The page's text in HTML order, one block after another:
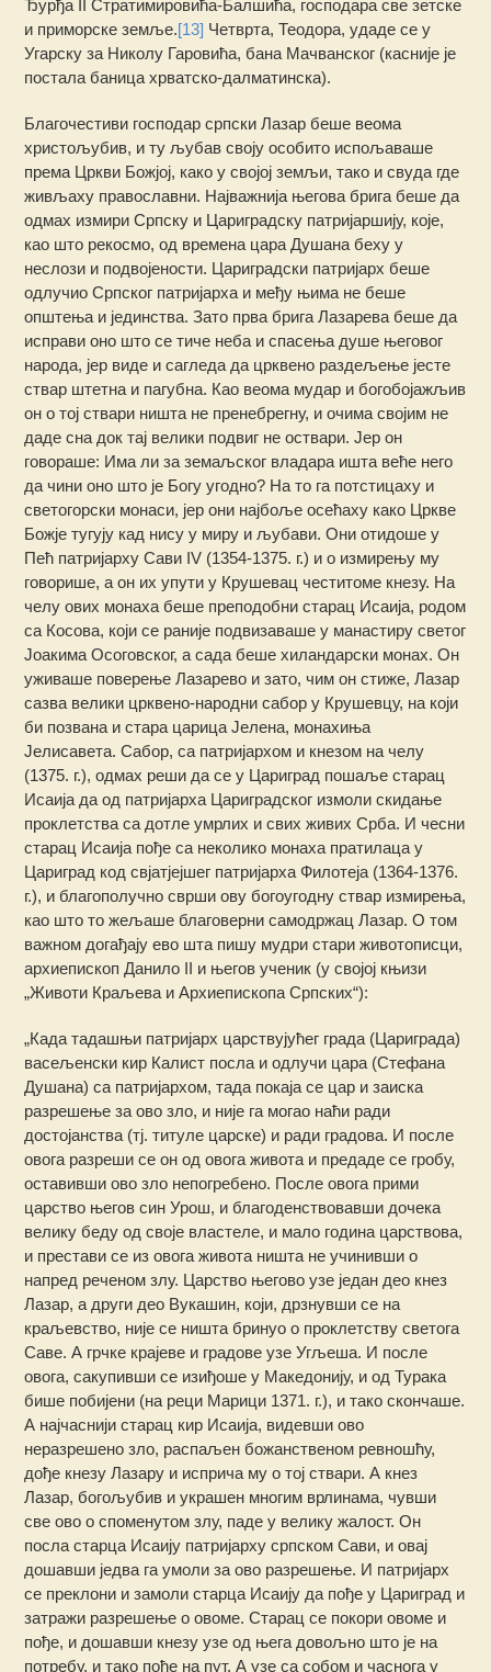
Ђурђа II Стратимировића-Балшића, господара све зетске
и приморске земље.[13] Четврта, Теодора, удаде се у
Угарску за Николу Гаровића, бана Мачванског (касније је
постала баница хрватско-далматинска).
Благочестиви господар српски Лазар беше веома
христољубив, и ту љубав своју особито испољаваше
према Цркви Божјој, како у својој земљи, тако и свуда где
живљаху православни. Најважнија његова брига беше да
одмах измири Српску и Цариградску патријаршију, које,
као што рекосмо, од времена цара Душана беху у
неслози и подвојености. Цариградски патријарх беше
одлучио Српског патријарха и међу њима не беше
општења и јединства. Зато прва брига Лазарева беше да
исправи оно што се тиче неба и спасења душе његовог
народа, јер виде и сагледа да црквено раздељење јесте
ствар штетна и пагубна. Као веома мудар и богобојажљив
он о тој ствари ништа не пренебрегну, и очима својим не
даде сна док тај велики подвиг не оствари. Јер он
говораше: Има ли за земаљског владара ишта веће него
да чини оно што је Богу угодно? На то га потстицаху и
светогорски монаси, јер они најбоље осећаху како Цркве
Божје тугују кад нису у миру и љубави. Они отидоше у
Пећ патријарху Сави IV (1354-1375. г.) и о измирењу му
говорише, а он их упути у Крушевац честитоме кнезу. На
челу ових монаха беше преподобни старац Исаија, родом
са Косова, који се раније подвизаваше у манастиру светог
Јоакима Осоговског, а сада беше хиландарски монах. Он
уживаше поверење Лазарево и зато, чим он стиже, Лазар
сазва велики црквено-народни сабор у Крушевцу, на који
би позвана и стара царица Јелена, монахиња
Јелисавета. Сабор, са патријархом и кнезом на челу
(1375. г.), одмах реши да се у Цариград пошаље старац
Исаија да од патријарха Цариградског измоли скидање
проклетства са дотле умрлих и свих живих Срба. И чесни
старац Исаија пође са неколико монаха пратилаца у
Цариград код свјатјејшег патријарха Филотеја (1364-1376.
г.), и благополучно сврши ову богоугодну ствар измирења,
као што то жељаше благоверни самодржац Лазар. О том
важном догађају ево шта пишу мудри стари животописци,
архиепископ Данило II и његов ученик (у својој књизи
„Животи Краљева и Архиепископа Српских“):
„Када тадашњи патријарх царствујућег града (Цариграда)
васељенски кир Калист посла и одлучи цара (Стефана
Душана) са патријархом, тада покаја се цар и заиска
разрешење за ово зло, и није га могао наћи ради
достојанства (тј. титуле царске) и ради градова. И после
овога разреши се он од овога живота и предаде се гробу,
оставивши ово зло непогребено. После овога прими
царство његов син Урош, и благоденствовавши дочека
велику беду од своје властеле, и мало година царствова,
и престави се из овога живота ништа не учинивши о
напред реченом злу. Царство његово узе један део кнез
Лазар, а други део Вукашин, који, дрзнувши се на
краљевство, није се ништа бринуо о проклетству светога
Саве. А грчке крајеве и градове узе Угљеша. И после
овога, сакупивши се изиђоше у Македонију, и од Турака
бише побијени (на реци Марици 1371. г.), и тако скончаше.
А најчаснији старац кир Исаија, видевши ово
неразрешено зло, распаљен божанственом ревношћу,
дође кнезу Лазару и исприча му о тој ствари. А кнез
Лазар, богољубив и украшен многим врлинама, чувши
све ово о споменутом злу, паде у велику жалост. Он
посла старца Исаију патријарху српском Сави, и овај
дошавши једва га умоли за ово разрешење. И патријарх
се преклони и замоли старца Исаију да пође у Цариград и
затражи разрешење о овоме. Старац се покори овоме и
пође, и дошавши кнезу узе од њега довољно што је на
потребу, и тако пође на пут. А узе са собом и часнога у